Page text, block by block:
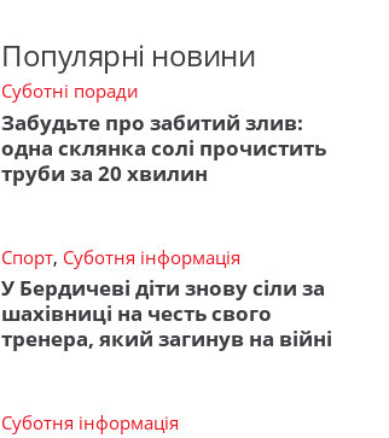
Популярні новини
Суботні поради
Забудьте про забитий злив:
одна склянка солі прочистить
труби за 20 хвилин
Спорт, Суботня інформація
У Бердичеві діти знову сіли за
шахівниці на честь свого
тренера, який загинув на війні
Суботня інформація